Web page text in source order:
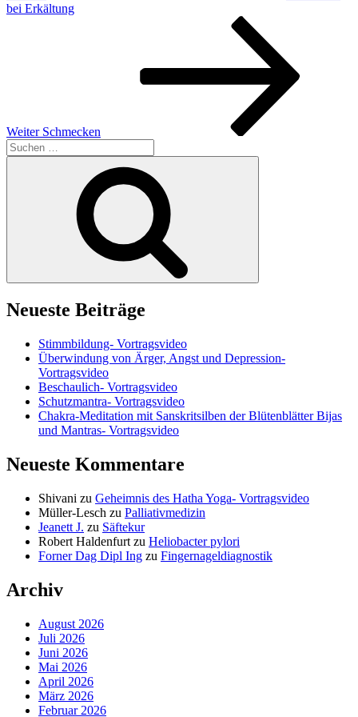
bei Erkältung
Weiter Schmecken
Suchen
nach:
Neueste Beiträge
Stimmbildung- Vortragsvideo
Überwindung von Ärger, Angst und Depression-
Vortragsvideo
Beschaulich- Vortragsvideo
Schutzmantra- Vortragsvideo
Chakra-Meditation mit Sanskritsilben der Blütenblätter Bijas
und Mantras- Vortragsvideo
Neueste Kommentare
Shivani zu Geheimnis des Hatha Yoga- Vortragsvideo
Müller-Lesch zu Palliativmedizin
Jeanett J. zu Säftekur
Robert Haldenfurt zu Heliobacter pylori
Forner Dag Dipl Ing zu Fingernageldiagnostik
Archiv
August 2026
Juli 2026
Juni 2026
Mai 2026
April 2026
März 2026
Februar 2026